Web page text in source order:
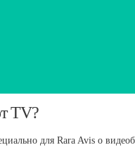
TV?
для Rara Avis о